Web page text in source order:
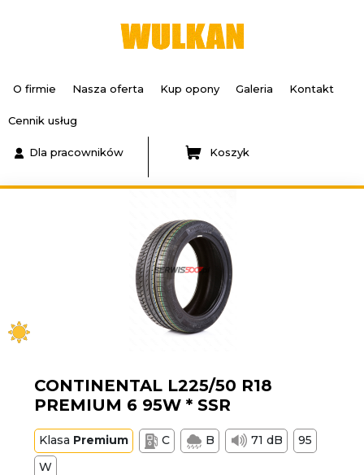
O firmie Nasza oferta Kup opony Galeria Kontakt
Cennik usług
Dla pracowników Koszyk
CONTINENTAL L225/50 R18
PREMIUM 6 95W * SSR
Klasa Premium C B 71 dB
95
W